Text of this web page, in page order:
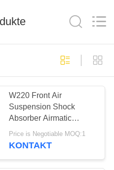
3621
1635
W220 Front Air
Suspension Shock
Absorber Airmatic
2203202138
2203202238
Price is Negotiable MOQ:1
KONTAKT